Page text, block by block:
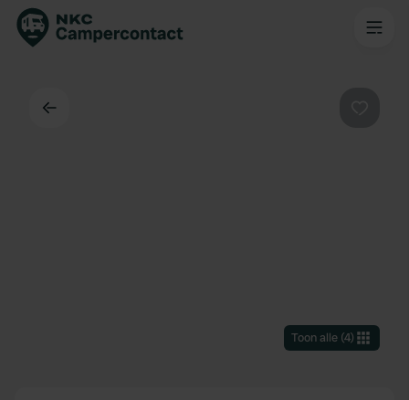
Toon alle(4)